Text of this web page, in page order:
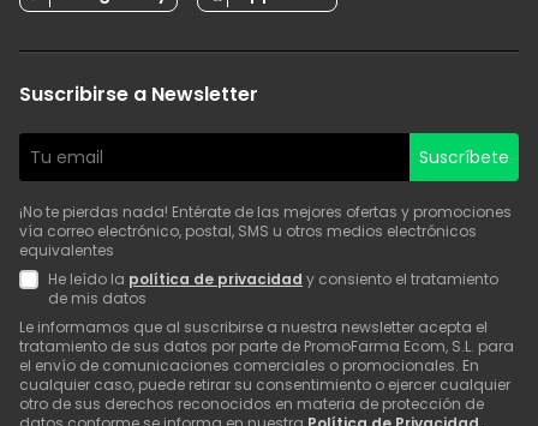
Suscribirse a Newsletter
Suscríbete
¡No te pierdas nada! Entérate de las mejores ofertas y promociones
vía correo electrónico, postal, SMS u otros medios electrónicos
equivalentes
He leído la política de privacidad y consiento el tratamiento
de mis datos
Le informamos que al suscribirse a nuestra newsletter acepta el
tratamiento de sus datos por parte de PromoFarma Ecom, S.L. para
el envío de comunicaciones comerciales o promocionales. En
cualquier caso, puede retirar su consentimiento o ejercer cualquier
otro de sus derechos reconocidos en materia de protección de